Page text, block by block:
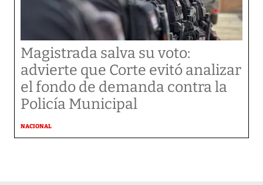
Magistrada salva su voto:
advierte que Corte evitó analizar
el fondo de demanda contra la
Policía Municipal
NACIONAL